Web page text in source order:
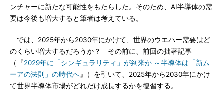
ンチャーに新たな可能性をもたらした。そのため、AI半導体の需
要は今後も増大すると筆者は考えている。
では、2025年から2030年にかけて、世界のウエハー需要はど
のくらい増大するだろうか？ その前に、前回の拙著記事
（『2029年に「シンギュラリティ」が到来か ～半導体は「新ム
ーアの法則」の時代へ』）を引いて、2025年から2030年にかけ
て世界半導体市場がどれだけ成長するかを復習する。